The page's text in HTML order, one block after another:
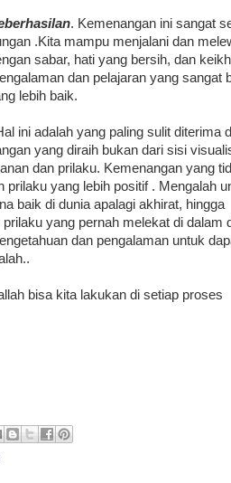
. Kemenangan ini sangat
.Kita mampu menjalani dan
sabar, hati yang bersih, dan
dan pelajaran yang sangat
lebih baik.
ini adalah yang paling sulit diterima
yang diraih bukan dari sisi
dan prilaku. Kemenangan yang
prilaku yang lebih positif . Mengalah
baik di dunia apalagi akhirat, hingga
yang pernah melekat di dalam
dan pengalaman untuk
bisa kita lakukan di setiap proses